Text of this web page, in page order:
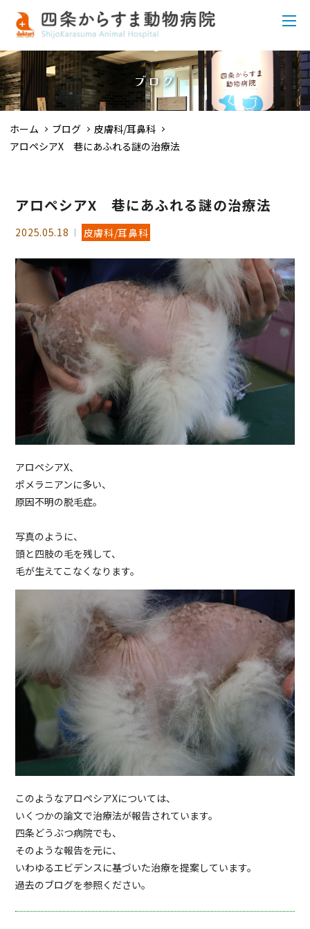
ブログ
ホーム ブログ
皮膚科/耳鼻科
アロペシアX 巷にあふれる謎の治療法
アロペシアX 巷にあふれる謎の治療法
2025.05.18 皮膚科/耳鼻科
アロペシアX、
ポメラニアンに多い、
原因不明の脱毛症。
写真のように、
頭と四肢の毛を残して、
毛が生えてこなくなります。
このようなアロペシアXについては、
いくつかの論文で治療法が報告されています。
四条どうぶつ病院でも、
そのような報告を元に、
いわゆるエビデンスに基づいた治療を提案しています。
過去のブログを参照ください。